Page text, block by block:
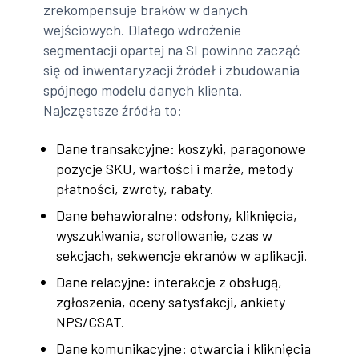
zrekompensuje braków w danych
wejściowych. Dlatego wdrożenie
segmentacji opartej na SI powinno zacząć
się od inwentaryzacji źródeł i zbudowania
spójnego modelu danych klienta.
Najczęstsze źródła to:
Dane transakcyjne: koszyki, paragonowe
pozycje SKU, wartości i marże, metody
płatności, zwroty, rabaty.
Dane behawioralne: odsłony, kliknięcia,
wyszukiwania, scrollowanie, czas w
sekcjach, sekwencje ekranów w aplikacji.
Dane relacyjne: interakcje z obsługą,
zgłoszenia, oceny satysfakcji, ankiety
NPS/CSAT.
Dane komunikacyjne: otwarcia i kliknięcia